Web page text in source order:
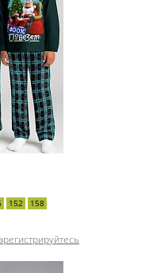
152
158